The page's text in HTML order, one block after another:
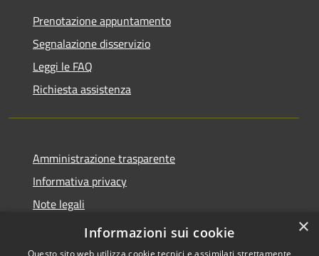
Prenotazione appuntamento
Segnalazione disservizio
Leggi le FAQ
Richiesta assistenza
Amministrazione trasparente
Informativa privacy
Note legali
Dichiarazione di accessibilità
×
Informazioni sui cookie
Questo sito web utilizza cookie tecnici e assimilati strettamente